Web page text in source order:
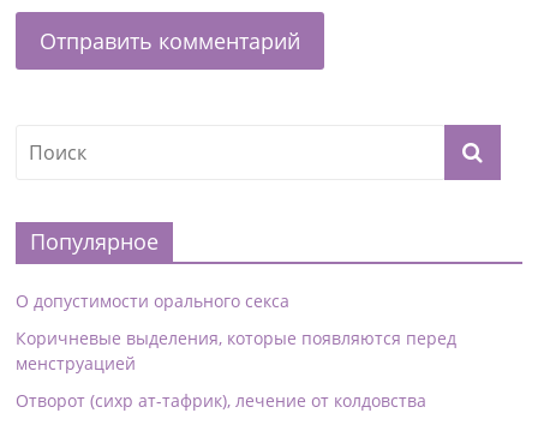
Популярное
О допустимости орального секса
Коричневые выделения, которые появляются перед
менструацией
Отворот (сихр ат-тафрик), лечение от колдовства